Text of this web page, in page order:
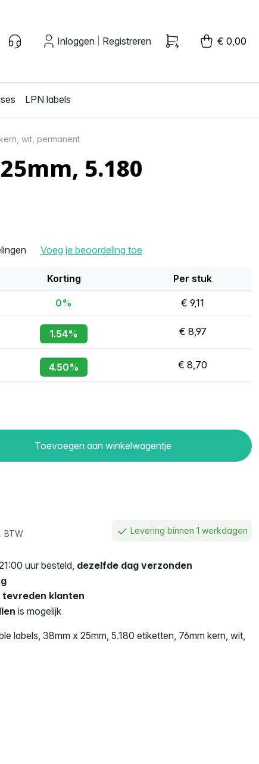
Inloggen Registreren € 0,00
LPN labels
wit, permanent
5.180
Voeg je beoordeling toe
Korting Per stuk
0% € 9,11
1.54% € 8,97
4.50% € 8,70
Toevoegen aan winkelwagentje
BTW Levering binnen 1 werkdagen
uur besteld, dezelfde dag verzonden
klanten
is mogelijk
labels, 38mm x 25mm, 5.180 etiketten, 76mm kern, wit,